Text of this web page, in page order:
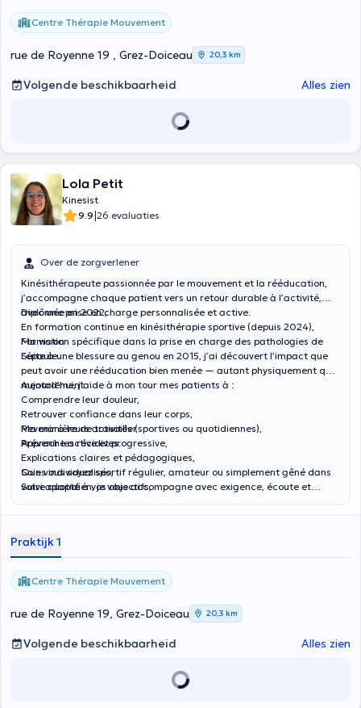
Centre Thérapie Mouvement
rue de Royenne 19 , Grez-Doiceau 20,3 km
Volgende beschikbaarheid Alles zien
Lola Petit
Kinesist
9.9|26 evaluaties
Over de zorgverlener
Kinésithérapeute passionnée par le mouvement et la rééducation,
j’accompagne chaque patient vers un retour durable à l’activité,
avec une prise en charge personnalisée et active.
Diplômée en 2022,
En formation continue en kinésithérapie sportive (depuis 2024),
Formation spécifique dans la prise en charge des pathologies de
l’épaule.
Ma vision
Suite à une blessure au genou en 2015, j’ai découvert l’impact que
peut avoir une rééducation bien menée — autant physiquement que
mentalement.
Aujourd’hui, j’aide à mon tour mes patients à :
Comprendre leur douleur,
Retrouver confiance dans leur corps,
Revenir à leurs activités (sportives ou quotidiennes),
Prévenir les récidives.
Ma manière de travailler
Approche active et progressive,
Explications claires et pédagogiques,
Soins individualisés,
Suivi adapté à vos objectifs,
Que vous soyez sportif régulier, amateur ou simplement gêné dans
votre quotidien, je vous accompagne avec exigence, écoute et
Praktijk 1
Centre Thérapie Mouvement
rue de Royenne 19, Grez-Doiceau 20,3 km
Volgende beschikbaarheid Alles zien